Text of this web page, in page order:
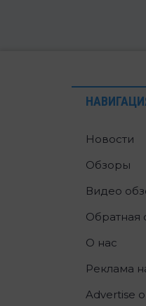
Новости
Обзоры
Видео
Обратная
О нас
Реклама
Advertise